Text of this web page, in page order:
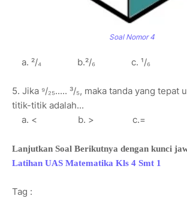
Soal Nomor 4
a. ²/₄ b.²/₆ c. ¹/₆
5. Jika ⁹/₂₅..... ³/₅, maka tanda yang tepat
titik-titik adalah...
a. < b. > c.=
Lanjutkan Soal Berikutnya dengan kunci
Latihan UAS Matematika Kls 4 Smt 1
Tag :